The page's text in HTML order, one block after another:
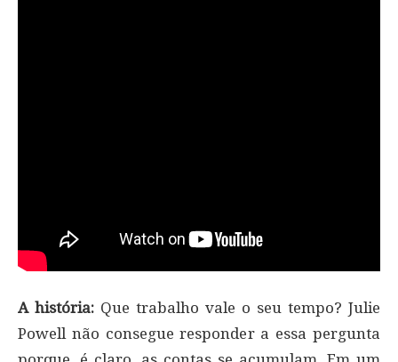
A história: Que trabalho vale o seu tempo? Julie
Powell não consegue responder a essa pergunta